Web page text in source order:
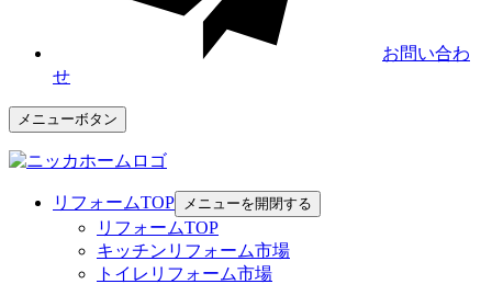
お問い合わ
せ
メニューボタン
リフォームTOP メニューを開閉する
リフォームTOP
キッチンリフォーム市場
トイレリフォーム市場